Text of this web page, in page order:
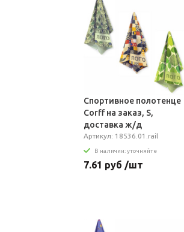
Спортивное полотенце
Сorff на заказ, S,
доставка ж/д
Артикул: 18536.01.rail
В наличии: уточняйте
7.61 руб /шт